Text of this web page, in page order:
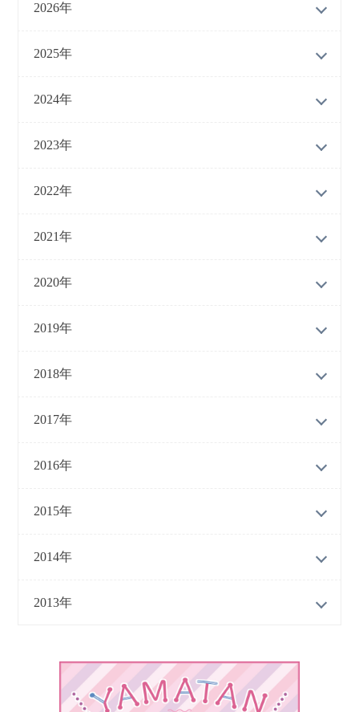
2026年
2025年
2024年
2023年
2022年
2021年
2020年
2019年
2018年
2017年
2016年
2015年
2014年
2013年